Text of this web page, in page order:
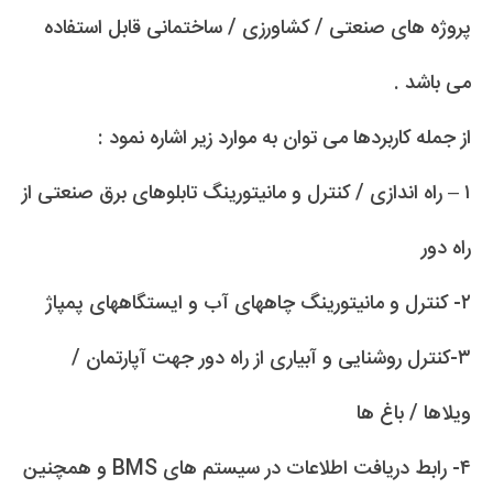
پروژه های صنعتی / کشاورزی / ساختمانی قابل استفاده
می باشد .
از جمله کاربردها می توان به موارد زیر اشاره نمود :
۱ – راه اندازی / کنترل و مانیتورینگ تابلوهای برق صنعتی از
راه دور
۲- کنترل و مانیتورینگ چاههای آب و ایستگاههای پمپاژ
۳-کنترل روشنایی و آبیاری از راه دور جهت آپارتمان /
ویلاها / باغ ها
۴- رابط دریافت اطلاعات در سیستم های BMS و همچنین